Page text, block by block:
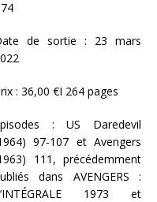
de sortie : 23 mars
: 36,00 €I 264 pages
: US Daredevil
97-107 et Avengers
111, précédemment
dans AVENGERS :
1973 et